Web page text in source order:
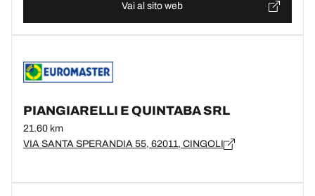
Vai al sito web
PIANGIARELLI E QUINTABA SRL
21.60 km
VIA SANTA SPERANDIA 55, 62011, CINGOLI